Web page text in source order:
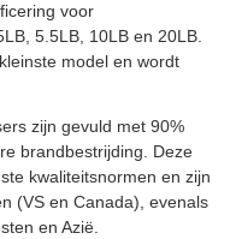
voor
5.5LB, 10LB en 20LB.
model en wordt
zijn gevuld met 90%
brandbestrijding. Deze
kwaliteitsnormen en zijn
(VS en Canada), evenals
en Azië.